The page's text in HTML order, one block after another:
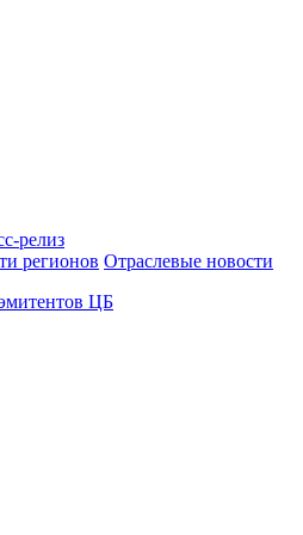
релиз
регионов Отраслевые новости
ЦБ